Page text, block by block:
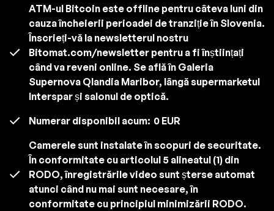
ATM-ul Bitcoin este offline pentru câteva luni din
cauza încheierii perioadei de tranziție în Slovenia.
Înscrieți-vă la newsletterul nostru
Bitomat.com/newsletter pentru a fi înștiințați
când va reveni online. Se află în Galeria
Supernova Qlandia Maribor, lângă supermarketul
Interspar și salonul de optică.
Numerar disponibil acum: 0 EUR
Camerele sunt instalate în scopuri de securitate.
În conformitate cu articolul 5 alineatul (1) din
RODO, înregistrările video sunt șterse automat
atunci când nu mai sunt necesare, în
conformitate cu principiul minimizării RODO.